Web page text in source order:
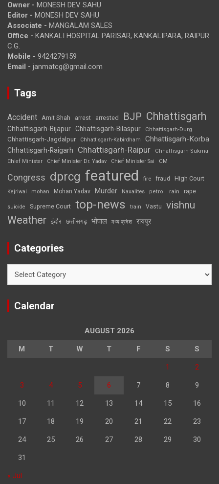
Owner - MONESH DEV SAHU
Editor - MONESH DEV SAHU
Associate - MANGALAM SALES
Office - KANKALI HOSPITAL PARISAR, KANKALIPARA, RAIPUR
C.G.
Mobile - 9424279159
Email - janmatcg@gmail.com
Tags
Accident Amit Shah arrest arrested BJP Chhattisgarh
Chhattisgarh-Bijapur Chhattisgarh-Bilaspur Chhattisgarh-Durg
Chhattisgarh-Jagdalpur Chhattisgarh-Kabirdham Chhattisgarh-Korba
Chhattisgarh-Raigarh Chhattisgarh-Raipur
Chhattisgarh-Sukma
Chief Minister
Chief Minister Dr. Yadav Chief Minister Sai CM
Congress dprcg featured fire fraud High Court
Kejriwal mohan Mohan Yadav Murder Naxalites petrol rain rape
suicide Supreme Court top-news train Vastu vishnu
Weather इंदौर छत्तीसगढ़ भोपाल मध्य प्रदेश रायपुर
Categories
Calendar
AUGUST 2026
M T W T F S S
1 2
3 4 5 6 7 8 9
10 11 12 13 14 15 16
17 18 19 20 21 22 23
24 25 26 27 28 29 30
31
« Jul